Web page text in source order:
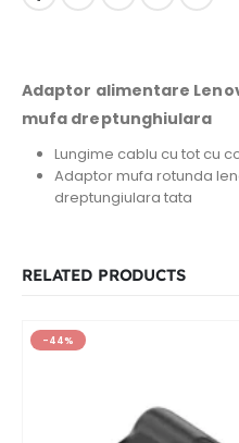
Adaptor alimentare
mufa dreptunghiulara
Lungime cablu cu tot cu
Adaptor mufa rotunda
dreptungiulara tata
RELATED PRODUCTS
-44%